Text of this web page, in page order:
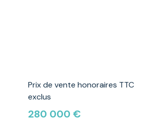
Prix de vente honoraires TTC
exclus
280 000 €